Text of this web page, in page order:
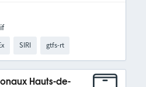
SIRI gtfs-rt
Hauts-de-